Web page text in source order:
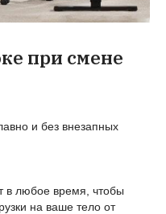
при смене
и без внезапных
в любое время, чтобы
на ваше тело от